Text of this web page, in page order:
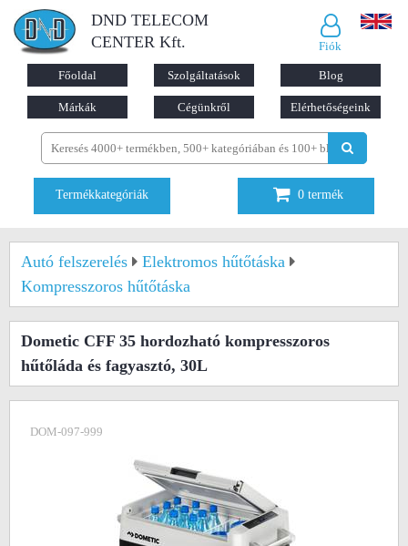
DND TELECOM
CENTER Kft.
Fiók
Főoldal Szolgáltatások Blog
Márkák Cégünkről Elérhetőségeink
Termékkategóriák 0 termék
Autó felszerelés
Elektromos hűtőtáska
Kompresszoros hűtőtáska
Dometic CFF 35 hordozható kompresszoros
hűtőláda és fagyasztó, 30L
DOM-097-999